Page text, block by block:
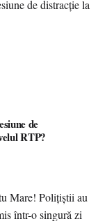
de
RTP?